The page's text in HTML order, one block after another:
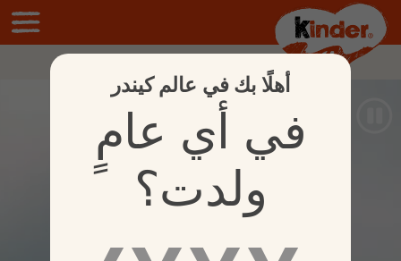
أهلًا بك في عالم كيندر
في أي عامٍ
ولدت؟